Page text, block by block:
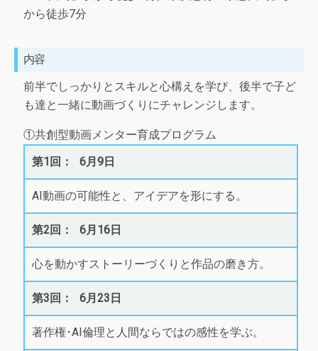
から徒歩7分
内容
前半でしっかりとスキルと心構えを学び、後半で子ど
も達と一緒に動画づくりにチャレンジします。
①共創型動画メンター育成プログラム
6月9日
AI動画の可能性と、アイデアを形にする。
6月16日
心を動かすストーリーづくりと作品の磨き方。
6月23日
著作権･AI倫理と人間ならではの感性を学ぶ。